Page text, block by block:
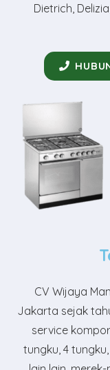
Dietrich,
CV Wijaya
Jakarta sejak
service
tungku, 4